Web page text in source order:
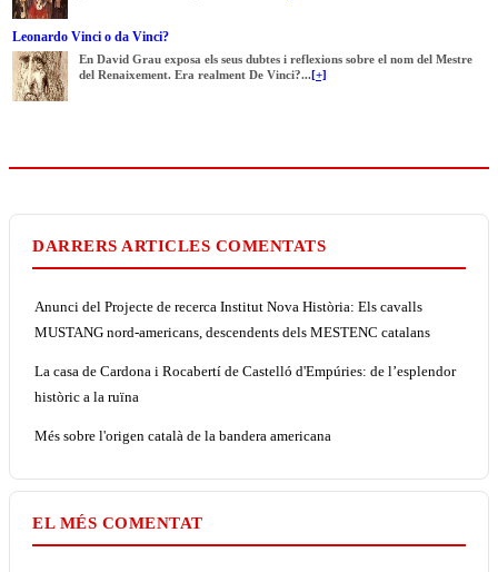
Leonardo Vinci o da Vinci?
En David Grau exposa els seus dubtes i reflexions sobre el nom del Mestre
del Renaixement. Era realment De Vinci?...[+]
DARRERS ARTICLES COMENTATS
Anunci del Projecte de recerca Institut Nova Història: Els cavalls
MUSTANG nord-americans, descendents dels MESTENC catalans
La casa de Cardona i Rocabertí de Castelló d'Empúries: de l’esplendor
històric a la ruïna
Més sobre l'origen català de la bandera americana
EL MÉS COMENTAT